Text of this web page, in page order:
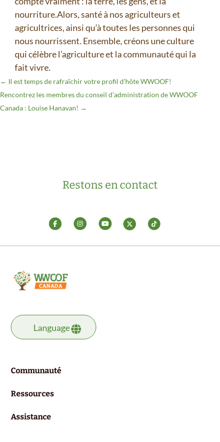
nourriture.Alors, santé à nos agriculteurs et
agricultrices, ainsi qu’à toutes les personnes qui
nous nourrissent. Ensemble, créons une culture
qui célèbre l’agriculture et la communauté qui la
fait vivre.
← Il est temps de rafraîchir votre profil d’hôte WWOOF!
Rencontrez les membres du conseil d’administration de WWOOF
Canada : Louise Hanavan! →
Restons en contact
Language
Communauté
Ressources
Assistance